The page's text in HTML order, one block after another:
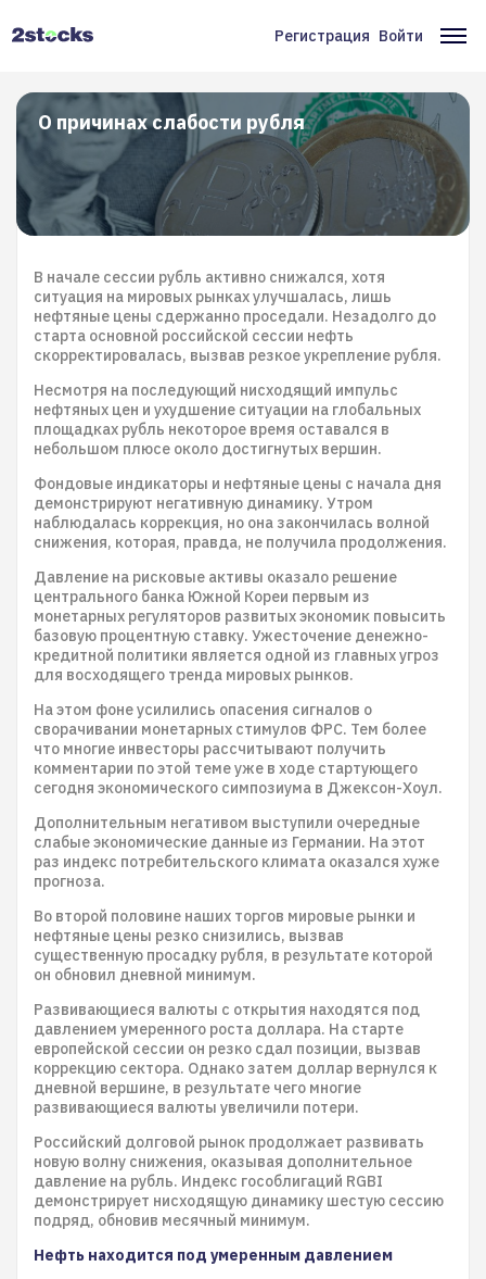
Меню
учётной
записи
пользователя
Регистрация Войти
О причинах слабости рубля
В начале сессии рубль активно снижался, хотя
ситуация на мировых рынках улучшалась, лишь
нефтяные цены сдержанно проседали. Незадолго до
старта основной российской сессии нефть
скорректировалась, вызвав резкое укрепление рубля.
Несмотря на последующий нисходящий импульс
нефтяных цен и ухудшение ситуации на глобальных
площадках рубль некоторое время оставался в
небольшом плюсе около достигнутых вершин.
Фондовые индикаторы и нефтяные цены с начала дня
демонстрируют негативную динамику. Утром
наблюдалась коррекция, но она закончилась волной
снижения, которая, правда, не получила продолжения.
Давление на рисковые активы оказало решение
центрального банка Южной Кореи первым из
монетарных регуляторов развитых экономик повысить
базовую процентную ставку. Ужесточение денежно-
кредитной политики является одной из главных угроз
для восходящего тренда мировых рынков.
На этом фоне усилились опасения сигналов о
сворачивании монетарных стимулов ФРС. Тем более
что многие инвесторы рассчитывают получить
комментарии по этой теме уже в ходе стартующего
сегодня экономического симпозиума в Джексон-Хоул.
Дополнительным негативом выступили очередные
слабые экономические данные из Германии. На этот
раз индекс потребительского климата оказался хуже
прогноза.
Во второй половине наших торгов мировые рынки и
нефтяные цены резко снизились, вызвав
существенную просадку рубля, в результате которой
он обновил дневной минимум.
Развивающиеся валюты с открытия находятся под
давлением умеренного роста доллара. На старте
европейской сессии он резко сдал позиции, вызвав
коррекцию сектора. Однако затем доллар вернулся к
дневной вершине, в результате чего многие
развивающиеся валюты увеличили потери.
Российский долговой рынок продолжает развивать
новую волну снижения, оказывая дополнительное
давление на рубль. Индекс гособлигаций RGBI
демонстрирует нисходящую динамику шестую сессию
подряд, обновив месячный минимум.
Нефть находится под умеренным давлением